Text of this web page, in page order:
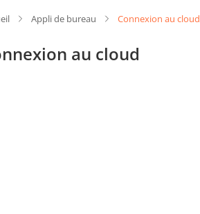
Appli de bureau Connexion au cloud
au cloud